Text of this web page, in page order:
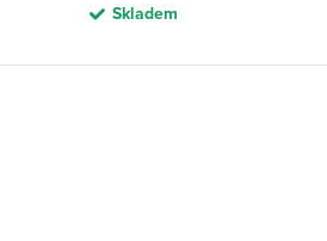
Skladem